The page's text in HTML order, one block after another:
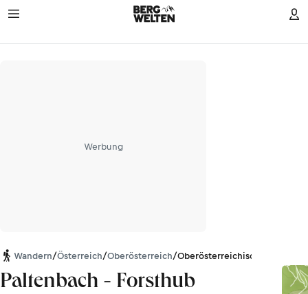
Werbung
Wandern/Österreich/Oberösterreich/Oberösterreichische Voralpen
Paltenbach - Forsthub